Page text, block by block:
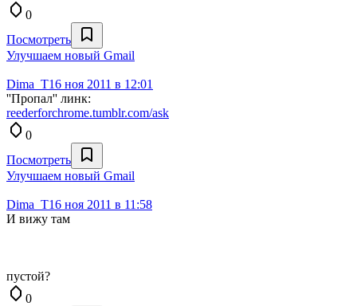
0
Посмотреть
Улучшаем новый Gmail
Dima_T16 ноя 2011 в 12:01
''Пропал'' линк:
reederforchrome.tumblr.com/ask
0
Посмотреть
Улучшаем новый Gmail
Dima_T16 ноя 2011 в 11:58
И вижу там
пустой?
0